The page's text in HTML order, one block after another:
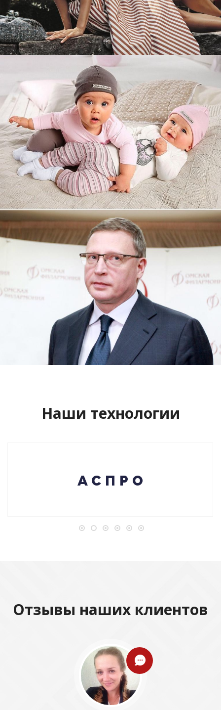
Смотреть проект
Увеличили выручку интернет-
магазину topdatop.ru на 25%!
Смотреть проект
Сайт кандидата в губернаторы
Буркова Александра Леонидовича
Смотреть проект
Наши технологии
Отзывы наших клиентов